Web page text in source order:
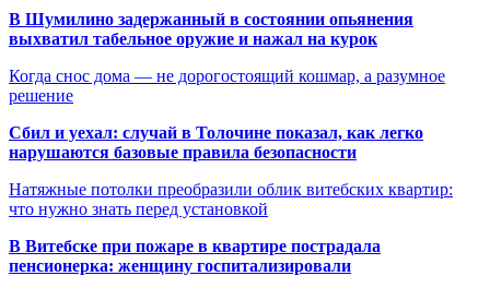
В Шумилино задержанный в состоянии опьянения
выхватил табельное оружие и нажал на курок
Когда снос дома — не дорогостоящий кошмар, а разумное
решение
Сбил и уехал: случай в Толочине показал, как легко
нарушаются базовые правила безопасности
Натяжные потолки преобразили облик витебских квартир:
что нужно знать перед установкой
В Витебске при пожаре в квартире пострадала
пенсионерка: женщину госпитализировали